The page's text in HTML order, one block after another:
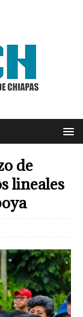
de
lineales